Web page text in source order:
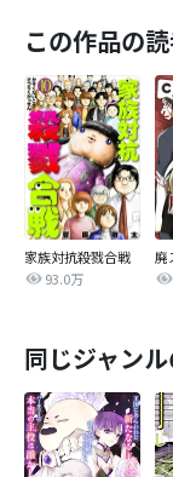
この作品の
家族対抗殺戮合戦
93.0万
廃
同じジャン